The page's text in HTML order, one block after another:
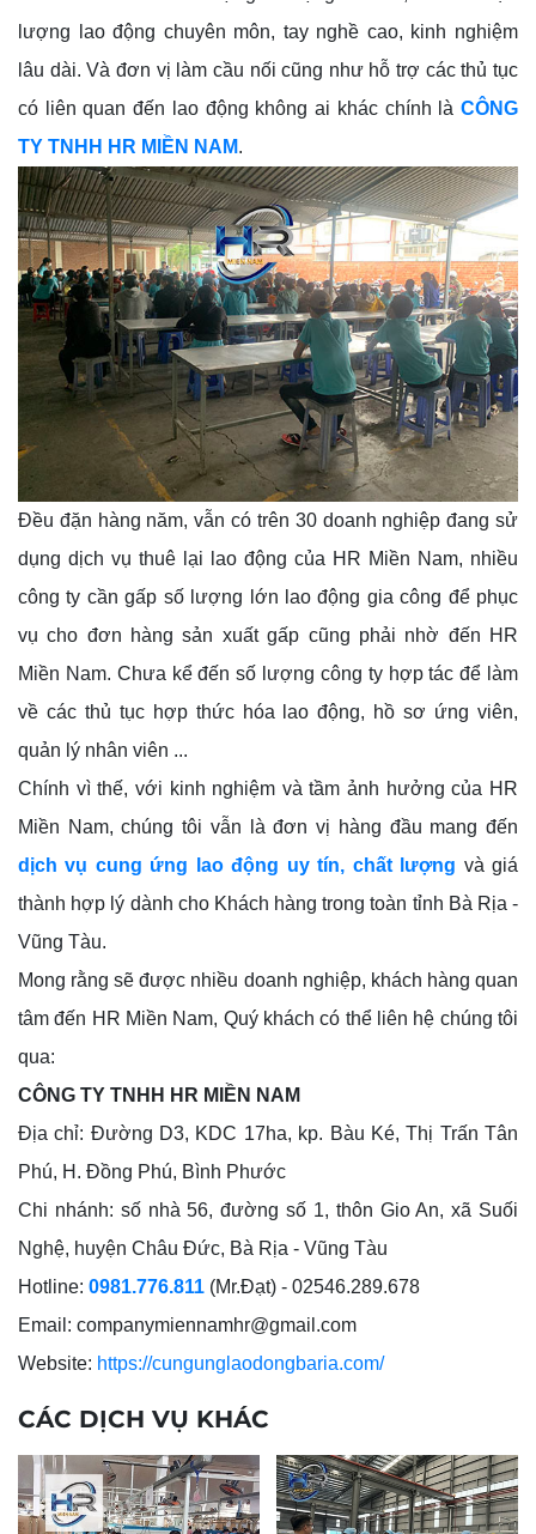
lượng lao động chuyên môn, tay nghề cao, kinh nghiệm
lâu dài. Và đơn vị làm cầu nối cũng như hỗ trợ các thủ tục
có liên quan đến lao động không ai khác chính là CÔNG
TY TNHH HR MIỀN NAM.
Đều đặn hàng năm, vẫn có trên 30 doanh nghiệp đang sử
dụng dịch vụ thuê lại lao động của HR Miền Nam, nhiều
công ty cần gấp số lượng lớn lao động gia công để phục
vụ cho đơn hàng sản xuất gấp cũng phải nhờ đến HR
Miền Nam. Chưa kể đến số lượng công ty hợp tác để làm
về các thủ tục hợp thức hóa lao động, hồ sơ ứng viên,
quản lý nhân viên ...
Chính vì thế, với kinh nghiệm và tầm ảnh hưởng của HR
Miền Nam, chúng tôi vẫn là đơn vị hàng đầu mang đến
dịch vụ cung ứng lao động uy tín, chất lượng và giá
thành hợp lý dành cho Khách hàng trong toàn tỉnh Bà Rịa -
Vũng Tàu.
Mong rằng sẽ được nhiều doanh nghiệp, khách hàng quan
tâm đến HR Miền Nam, Quý khách có thể liên hệ chúng tôi
qua:
CÔNG TY TNHH HR MIỀN NAM
Địa chỉ: Đường D3, KDC 17ha, kp. Bàu Ké, Thị Trấn Tân
Phú, H. Đồng Phú, Bình Phước
Chi nhánh: số nhà 56, đường số 1, thôn Gio An, xã Suối
Nghệ, huyện Châu Đức, Bà Rịa - Vũng Tàu
Hotline: 0981.776.811 (Mr.Đạt) - 02546.289.678
Email: companymiennamhr@gmail.com
Website: https://cungunglaodongbaria.com/
CÁC DỊCH VỤ KHÁC